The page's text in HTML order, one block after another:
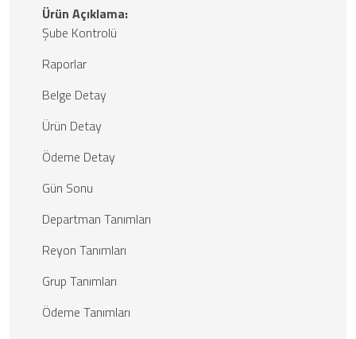
Ürün Açıklama:
Şube Kontrolü
Raporlar
Belge Detay
Ürün Detay
Ödeme Detay
Gün Sonu
Departman Tanımları
Reyon Tanımları
Grup Tanımları
Ödeme Tanımları